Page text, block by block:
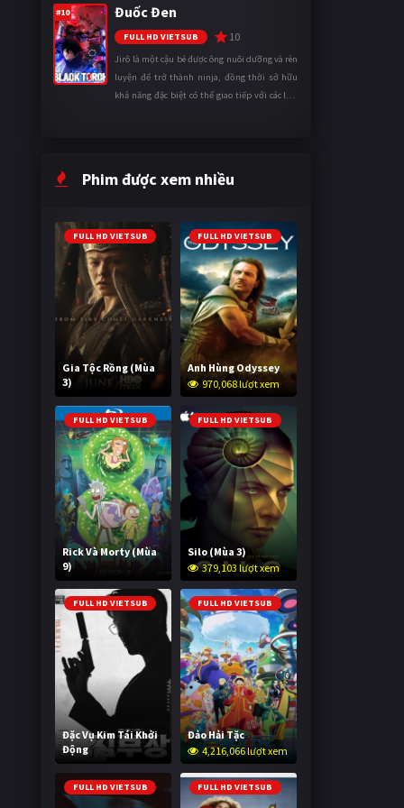
ngày càng khắc nghiệt, anh ...
#10 Đuốc Đen
FULL HD VIETSUB 10
Jirô là một cậu bé được ông nuôi dưỡng và rèn
luyện để trở thành ninja, đồng thời sở hữu
khả năng đặc biệt có thể giao tiếp với các loài
Phim được xem nhiều
FULL HD VIETSUB
Gia Tộc Rồng (Mùa
3)
2,035,411 lượt xem
FULL HD VIETSUB
Anh Hùng Odyssey
970,068 lượt xem
FULL HD VIETSUB
Rick Và Morty (Mùa
9)
3,004,712 lượt xem
FULL HD VIETSUB
Silo (Mùa 3)
379,103 lượt xem
FULL HD VIETSUB
Đặc Vụ Kim Tái Khởi
Động
603,708 lượt xem
FULL HD VIETSUB
Đảo Hải Tặc
4,216,066 lượt xem
FULL HD VIETSUB FULL HD VIETSUB